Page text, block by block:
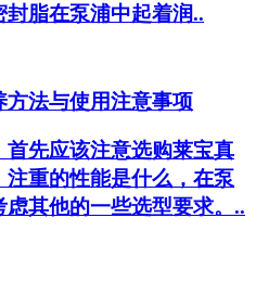
脂在泵浦中起着润..
法与使用注意事项
先应该注意选购莱宝真
注重的性能是什么，在泵
其他的一些选型要求。..